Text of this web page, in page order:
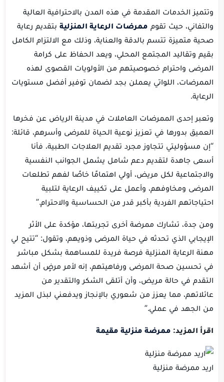
وتتميز الخدمات المقدمة في هذه المدن بالاحترافية العالية
والتفاني، حيث تقوم ممرضات الرعاية المنزلية بتقديم رعاية
صحية متميزة تتسم بالدقة والعناية، وذلك مع الالتزام الكامل
بقيم وتقاليد المجتمع المحلي، ويعد الحفاظ على كرامة
المرضى واحترام خصوصيتهم من الأولويات القصوى لهذه
الممرضات، اللواتي يعملن بجد لضمان توفير أفضل مستويات
الرعاية.
وتعبر إحدى الممرضات العاملات في مدينة الرياض عن فخرها
العميق بدورها في تعزيز نوعية الحياة للمرضى وأسرهم، قائلة:
“إن مسؤوليتي تتجاوز مجرد تقديم العلاجات الطبية، فأنا
أسعى جاهدة لتقديم دعم شامل يشمل الجوانب النفسية
والاجتماعية لكل مريض، أولي اهتمامًا خاصًا لفهم تطلعات
المرضى ومخاوفهم، وأعمل على تكييف الرعاية لتلبية
احتياجاتهم الفردية بأكبر قدر من الحساسية والاحترام.”
ومن جدة، تشارك ممرضة أخرى تجربتها، مؤكدة على الأثر
الإيجابي الذي تحدثه في حياة المرضى وذويهم، وتقول: “تتيح لي
مهنة الرعاية المنزلية فرصة فريدة للمساهمة بشكل مباشر
في تحسين صحة المرضى ورفاهيتهم، إنه لأمر مرضٍ أن أشهد
التقدم في حالة مريض، وأن أتلقى الشكر والتقدير من
عائلاتهم، مما يعزز من شعوري بالإنجاز ويدفعني لبذل المزيد
من الجهد في عملي.”
اقرأ المزيد: ممرضة منزلية مقيمة
اريد ممرضة منزلية